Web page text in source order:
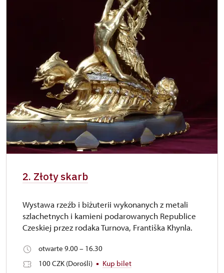
2. Złoty skarb
Wystawa rzeźb i biżuterii wykonanych z metali
szlachetnych i kamieni podarowanych Republice
Czeskiej przez rodaka Turnova, Františka Khynla.
otwarte 9.00 – 16.30
100 CZK (Dorośli)
Kup bilet